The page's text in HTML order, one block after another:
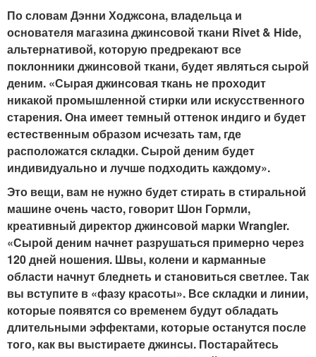
По словам Дэнни Ходжсона, владельца и
основателя магазина джинсовой ткани Rivet & Hide,
альтернативой, которую предрекают все
поклонники джинсовой ткани, будет являться сырой
деним. «Сырая джинсовая ткань не проходит
никакой промышленной стирки или искусственного
старения. Она имеет темный оттенок индиго и будет
естественным образом исчезать там, где
расположатся складки. Сырой деним будет
индивидуально и лучше подходить каждому».
Это вещи, вам не нужно будет стирать в стиральной
машине очень часто, говорит Шон Гормли,
креативный директор джинсовой марки Wrangler.
«Сырой деним начнет разрушаться примерно через
120 дней ношения. Швы, колени и карманные
области начнут бледнеть и становиться светлее. Так
вы вступите в «фазу красоты». Все складки и линии,
которые появятся со временем будут обладать
длительными эффектами, которые останутся после
того, как вы выстираете джинсы. Постарайтесь